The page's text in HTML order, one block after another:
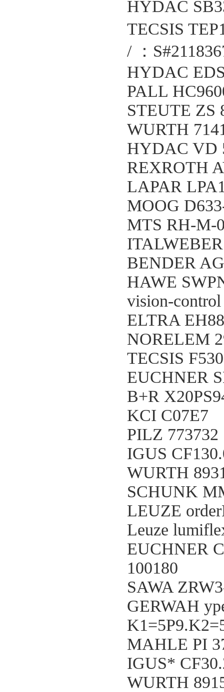
HYDAC
TECSIS
/ ：
HYDAC
PALL
STEUTE ZS
WURTH
HYDAC VD
REXROTH
LAPAR
MOOG
MTS RH-M-
BENDER
HAWE
vision-
ELTRA
NORELEM
TECSIS
EUCHNER
B+R
KCI C07E7
PILZ 773732
IGUS
WURTH
SCHUNK
LEUZE
Leuze
EUCHNER
100180
SAWA
GERWAH
MAHLE PI
IGUS*
WURTH